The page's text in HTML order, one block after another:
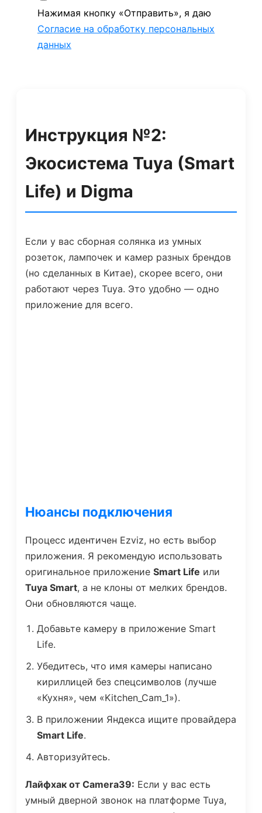
Нажимая кнопку «Отправить», я даю
Согласие на обработку персональных
данных
Инструкция №2:
Экосистема Tuya (Smart
Life) и Digma
Если у вас сборная солянка из умных
розеток, лампочек и камер разных брендов
(но сделанных в Китае), скорее всего, они
работают через Tuya. Это удобно — одно
приложение для всего.
Нюансы подключения
Процесс идентичен Ezviz, но есть выбор
приложения. Я рекомендую использовать
оригинальное приложение Smart Life или
Tuya Smart, а не клоны от мелких брендов.
Они обновляются чаще.
Добавьте камеру в приложение Smart
Life.
Убедитесь, что имя камеры написано
кириллицей без спецсимволов (лучше
«Кухня», чем «Kitchen_Cam_1»).
В приложении Яндекса ищите провайдера
Smart Life.
Авторизуйтесь.
Лайфхак от Camera39: Если у вас есть
умный дверной звонок на платформе Tuya,